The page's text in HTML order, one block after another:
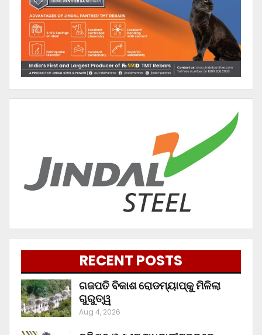
RECENT POSTS
ଗଜପତି ବିକାଶ ରୋଡମ୍ୟାପ୍‌କୁ ମିଳିଲା
ଗୁରୁତ୍ୱ
Aug 4, 2026